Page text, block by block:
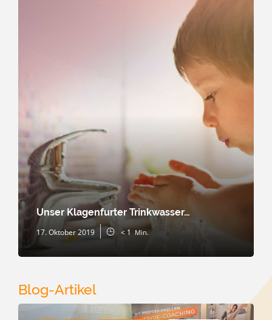
Unser Klagenfurter Trinkwasser…
17. Oktober 2019 < 1 Min.
Blog-Artikel